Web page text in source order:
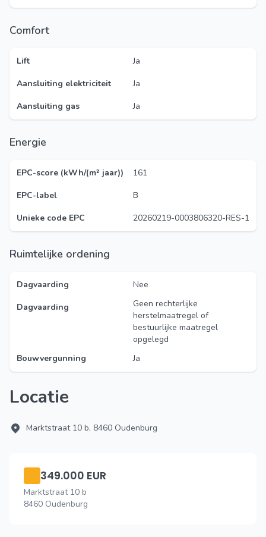
Comfort
Lift
Ja
Aansluiting elektriciteit
Ja
Aansluiting gas
Ja
Energie
EPC-score (kWh/(m² jaar))
161
EPC-label
B
Unieke code EPC
20260219-0003806320-RES-1
Ruimtelijke ordening
Dagvaarding
Nee
Dagvaarding
Geen rechterlijke
herstelmaatregel of
bestuurlijke maatregel
opgelegd
Bouwvergunning
Ja
Locatie
Marktstraat 10 b, 8460 Oudenburg
349.000 EUR
Marktstraat 10 b
8460 Oudenburg